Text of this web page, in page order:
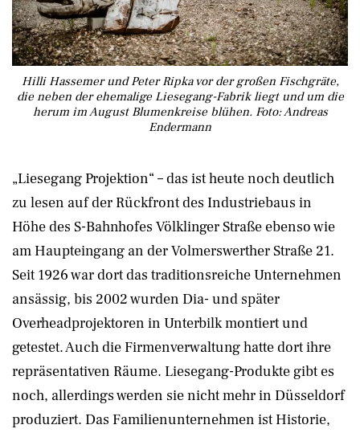
Hilli Hassemer und Peter Ripka vor der großen Fischgräte,
die neben der ehemalige Liesegang-Fabrik liegt und um die
herum im August Blumenkreise blühen. Foto: Andreas
Endermann
„Liesegang Projektion“ – das ist heute noch deutlich
zu lesen auf der Rückfront des Industriebaus in
Höhe des S-Bahnhofes Völklinger Straße ebenso wie
am Haupteingang an der Volmerswerther Straße 21.
Seit 1926 war dort das traditionsreiche Unternehmen
ansässig, bis 2002 wurden Dia- und später
Overheadprojektoren in Unterbilk montiert und
getestet. Auch die Firmenverwaltung hatte dort ihre
repräsentativen Räume. Liesegang-Produkte gibt es
noch, allerdings werden sie nicht mehr in Düsseldorf
produziert. Das Familienunternehmen ist Historie,